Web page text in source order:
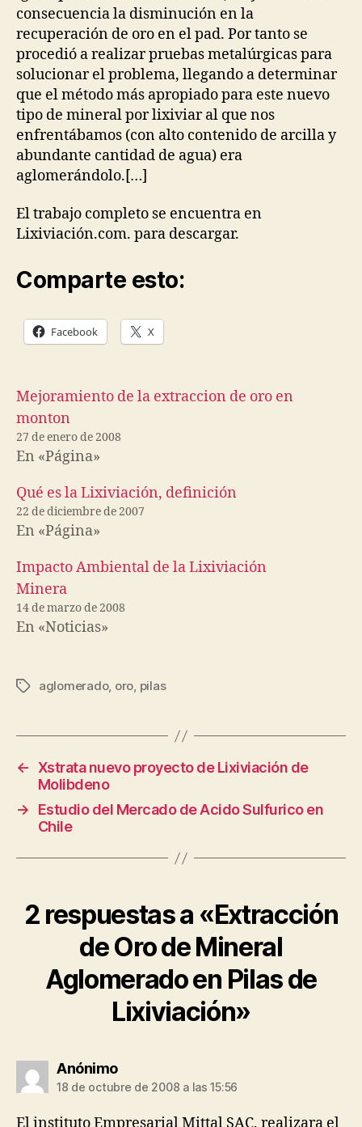
consecuencia la disminución en la
recuperación de oro en el pad. Por tanto se
procedió a realizar pruebas metalúrgicas para
solucionar el problema, llegando a determinar
que el método más apropiado para este nuevo
tipo de mineral por lixiviar al que nos
enfrentábamos (con alto contenido de arcilla y
abundante cantidad de agua) era
aglomerándolo.[…]
El trabajo completo se encuentra en
Lixiviación.com. para descargar.
Comparte esto:
Facebook X
Mejoramiento de la extraccion de oro en
monton
27 de enero de 2008
En «Página»
Qué es la Lixiviación, definición
22 de diciembre de 2007
En «Página»
Impacto Ambiental de la Lixiviación
Minera
14 de marzo de 2008
En «Noticias»
Etiquetas
aglomerado, oro, pilas
← Xstrata nuevo proyecto de Lixiviación de
Molibdeno
→
Estudio del Mercado de Acido Sulfurico en
Chile
2 respuestas a «Extracción
de Oro de Mineral
Aglomerado en Pilas de
Lixiviación»
Anónimodice:
18 de octubre de 2008 a las 15:56